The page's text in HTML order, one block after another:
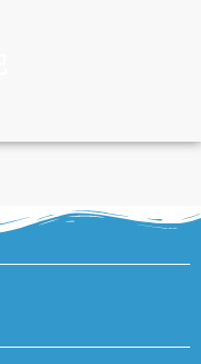
DIARY